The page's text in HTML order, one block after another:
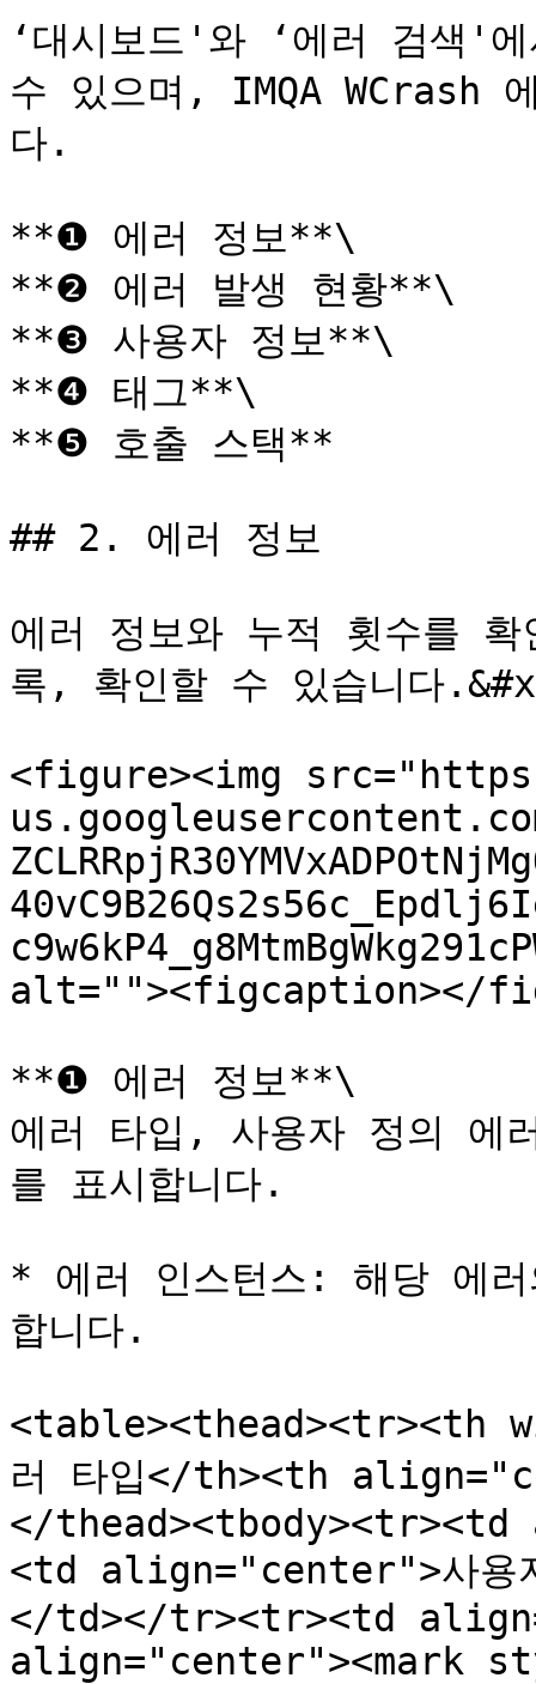
‘대시보드'와 ‘에러 검색'
수 있으며, IMQA WCrash
다.
**❶ 에러 정보**\
**❷ 에러 발생 현황**\
**❸ 사용자 정보**\
**❹ 태그**\
**❺ 호출 스택**
## 2. 에러 정보
에러 정보와 누적 횟수를
록, 확인할 수 있습니다
<figure><img
alt=""><figcaption></
**❶ 에러 정보**\
에러 타입, 사용자 정의 에
를 표시합니다.
* 에러 인스턴스: 해당 에러
합니다.
<table><thead><tr><th
러 타입</th><th
</
<td align="center">사용
</td></tr><tr><td
align="center"><mark